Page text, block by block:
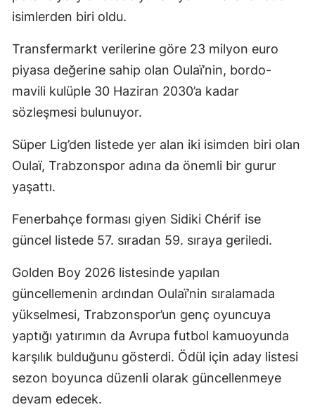
isimlerden biri oldu.
Transfermarkt verilerine göre 23 milyon euro
piyasa değerine sahip olan Oulaï’nin, bordo-
mavili kulüple 30 Haziran 2030’a kadar
sözleşmesi bulunuyor.
Süper Lig’den listede yer alan iki isimden biri olan
Oulaï, Trabzonspor adına da önemli bir gurur
yaşattı.
Fenerbahçe forması giyen Sidiki Chérif ise
güncel listede 57. sıradan 59. sıraya geriledi.
Golden Boy 2026 listesinde yapılan
güncellemenin ardından Oulaï’nin sıralamada
yükselmesi, Trabzonspor’un genç oyuncuya
yaptığı yatırımın da Avrupa futbol kamuoyunda
karşılık bulduğunu gösterdi. Ödül için aday listesi
sezon boyunca düzenli olarak güncellenmeye
devam edecek.